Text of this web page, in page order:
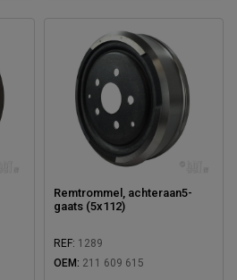
Remtrommel, achteraan5-
gaats (5x112)
REF: 1289
OEM: 211 609 615